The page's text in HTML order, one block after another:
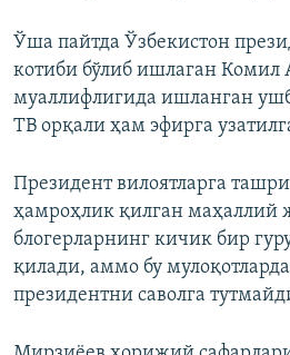
Ўша пайтда Ўзбекистон
котиби бўлиб ишлаган Комил
муаллифлигида ишланган
ТВ орқали ҳам эфирга
Президент вилоятларга
ҳамроҳлик қилган маҳаллий
блогерларнинг кичик бир
қилади, аммо бу
президентни саволга